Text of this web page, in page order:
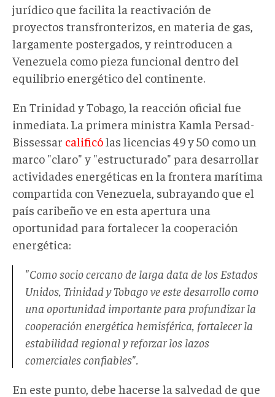
jurídico que facilita la reactivación de
proyectos transfronterizos , en materia de gas,
largamente postergados, y reintroducen a
Venezuela como pieza funcional dentro del
equilibrio energético del continente.
En Trinidad y Tobago, la reacción oficial fue
inmediata. La primera ministra Kamla Persad-
Bissessar calificólas licencias 49 y 50 como un
marco "claro" y "estructurado" para desarrollar
actividades energéticas en la frontera marítima
compartida con Venezuela, subrayando que el
país caribeño ve en esta apertura una
oportunidad para fortalecer la cooperación
energética:
"Como socio cercano de larga data de los Estados
Unidos, Trinidad y Tobago ve este desarrollo como
una oportunidad importante para profundizar la
cooperación energética hemisférica, fortalecer la
estabilidad regional y reforzar los lazos
comerciales confiables".
En este punto, debe hacerse la salvedad de que